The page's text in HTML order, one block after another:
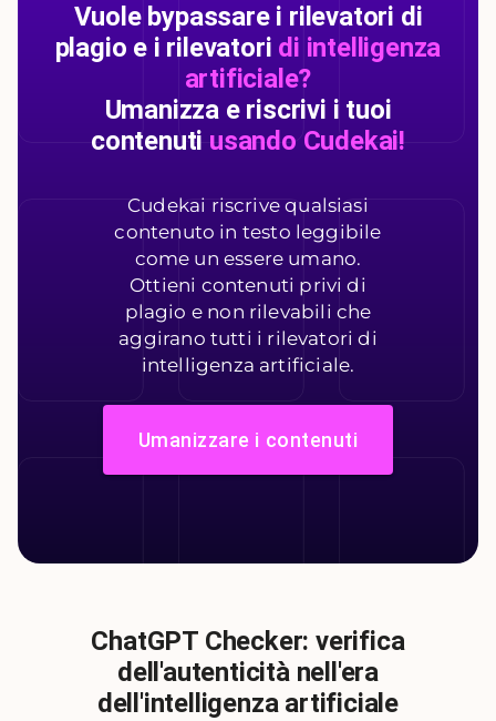
Vuole bypassare i rilevatori di
plagio e i rilevatori di intelligenza
artificiale?
Umanizza e riscrivi i tuoi
contenuti usando Cudekai!
Cudekai riscrive qualsiasi
contenuto in testo leggibile
come un essere umano.
Ottieni contenuti privi di
plagio e non rilevabili che
aggirano tutti i rilevatori di
intelligenza artificiale.
Umanizzare i contenuti
ChatGPT Checker: verifica
dell'autenticità nell'era
dell'intelligenza artificiale